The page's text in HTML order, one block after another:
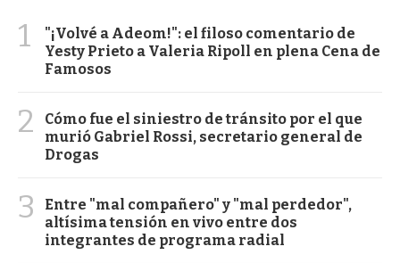
1
"¡Volvé a Adeom!": el filoso comentario de
Yesty Prieto a Valeria Ripoll en plena Cena de
Famosos
2
Cómo fue el siniestro de tránsito por el que
murió Gabriel Rossi, secretario general de
Drogas
3
Entre "mal compañero" y "mal perdedor",
altísima tensión en vivo entre dos
integrantes de programa radial